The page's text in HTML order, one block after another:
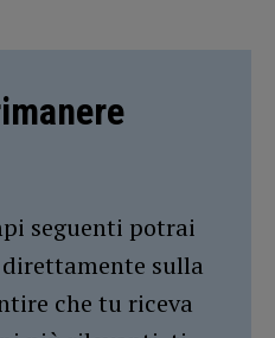
seguenti potrai
sulla
che tu riceva